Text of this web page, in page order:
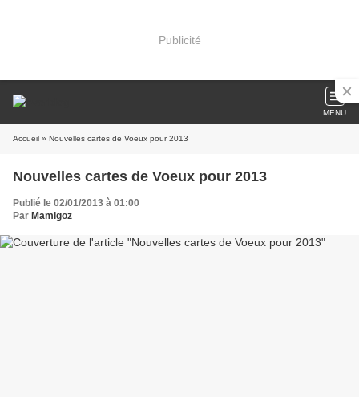
Publicité
MENU
Accueil » Nouvelles cartes de Voeux pour 2013
Nouvelles cartes de Voeux pour 2013
Publié le 02/01/2013 à 01:00
Par Mamigoz